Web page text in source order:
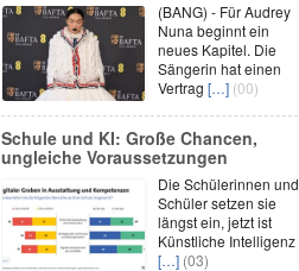
(BANG) - Für Audrey
Nuna beginnt ein
neues Kapitel. Die
Sängerin hat einen
Vertrag […] (00)
Schule und KI: Große Chancen,
ungleiche Voraussetzungen
Die Schülerinnen und
Schüler setzen sie
längst ein, jetzt ist
Künstliche Intelligenz
[…] (03)